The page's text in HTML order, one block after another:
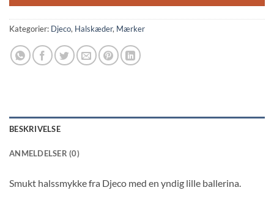
Kategorier: Djeco, Halskæder, Mærker
BESKRIVELSE
ANMELDELSER (0)
Smukt halssmykke fra Djeco med en yndig lille ballerina.